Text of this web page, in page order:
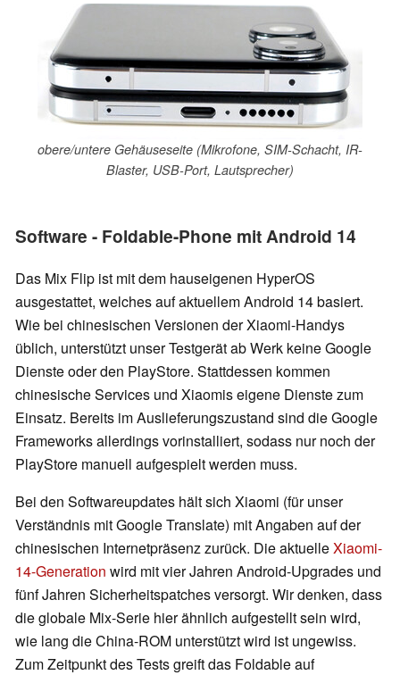
obere/untere Gehäuseseite (Mikrofone, SIM-Schacht, IR-
Blaster, USB-Port, Lautsprecher)
Software - Foldable-Phone mit Android 14
Das Mix Flip ist mit dem hauseigenen HyperOS
ausgestattet, welches auf aktuellem Android 14 basiert.
Wie bei chinesischen Versionen der Xiaomi-Handys
üblich, unterstützt unser Testgerät ab Werk keine Google
Dienste oder den PlayStore. Stattdessen kommen
chinesische Services und Xiaomis eigene Dienste zum
Einsatz. Bereits im Auslieferungszustand sind die Google
Frameworks allerdings vorinstalliert, sodass nur noch der
PlayStore manuell aufgespielt werden muss.
Bei den Softwareupdates hält sich Xiaomi (für unser
Verständnis mit Google Translate) mit Angaben auf der
chinesischen Internetpräsenz zurück. Die aktuelleXiaomi-
14-Generation wird mit vier Jahren Android-Upgrades und
fünf Jahren Sicherheitspatches versorgt. Wir denken, dass
die globale Mix-Serie hier ähnlich aufgestellt sein wird,
wie lang die China-ROM unterstützt wird ist ungewiss.
Zum Zeitpunkt des Tests greift das Foldable auf